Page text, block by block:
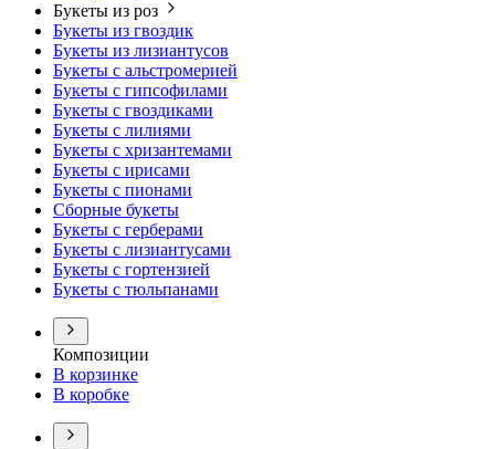
Букеты из роз
Букеты из гвоздик
Букеты из лизиантусов
Букеты с альстромерией
Букеты с гипсофилами
Букеты с гвоздиками
Букеты с лилиями
Букеты с хризантемами
Букеты с ирисами
Букеты с пионами
Сборные букеты
Букеты с герберами
Букеты с лизиантусами
Букеты с гортензией
Букеты с тюльпанами
Композиции
В корзинке
В коробке